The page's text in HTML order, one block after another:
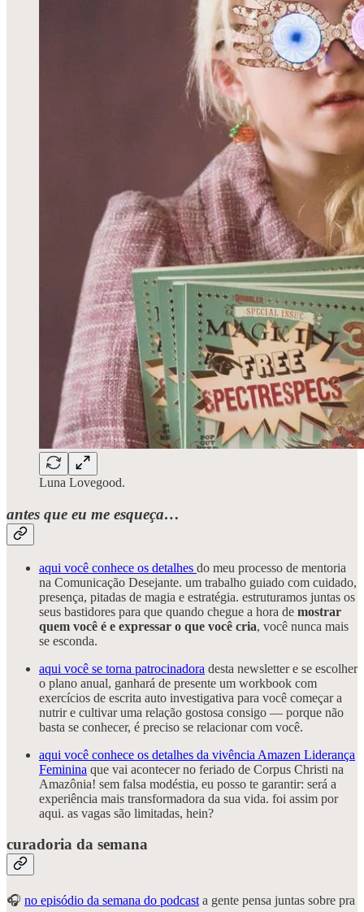
Luna Lovegood.
antes que eu me esqueça…
aqui você conhece os detalhes do meu processo de mentoria
na Comunicação Desejante. um trabalho guiado com cuidado,
presença, pitadas de magia e estratégia. estruturamos juntas os
seus bastidores para que quando chegue a hora de mostrar
quem você é e expressar o que você cria, você nunca mais
se esconda.
aqui você se torna patrocinadora desta newsletter e se escolher
o plano anual, ganhará de presente um workbook com
exercícios de escrita auto investigativa para você começar a
nutrir e cultivar uma relação gostosa consigo — porque não
basta se conhecer, é preciso se relacionar com você.
aqui você conhece os detalhes da vivência Amazen Liderança
Feminina que vai acontecer no feriado de Corpus Christi na
Amazônia! sem falsa modéstia, eu posso te garantir: será a
experiência mais transformadora da sua vida. foi assim por
aqui. as vagas são limitadas, hein?
curadoria da semana
🎧 no episódio da semana do podcast a gente pensa juntas sobre pra